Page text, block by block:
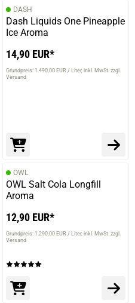
DASH
Dash Liquids One Pineapple
Ice Aroma
14,90 EUR*
Grundpreis: 1.490,00 EUR / Liter inkl. MwSt. zzgl.
Versand
OWL
OWL Salt Cola Longfill
Aroma
12,90 EUR*
Grundpreis: 1.290,00 EUR / Liter inkl. MwSt. zzgl.
Versand